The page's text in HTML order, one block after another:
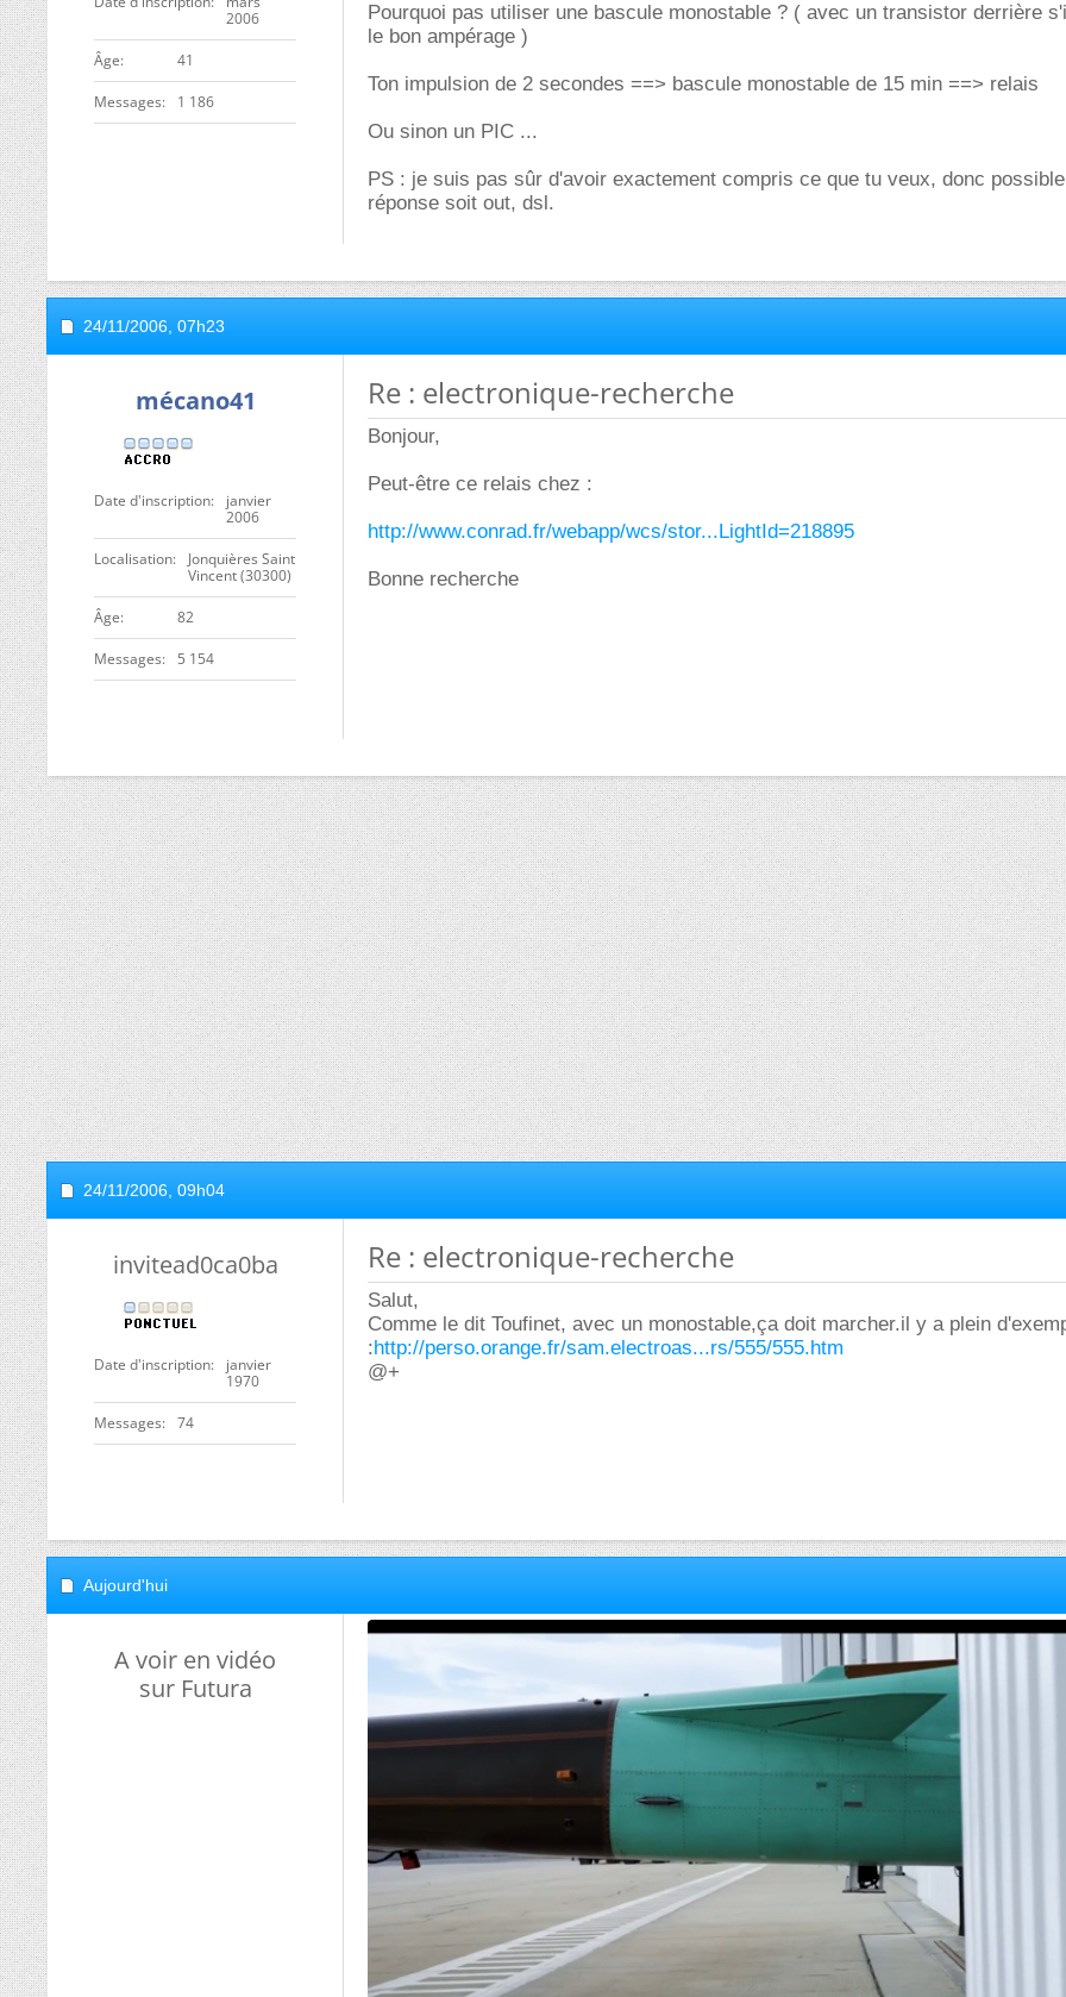
2006
ge 41
Messages 1 186
Pourquoi pas utiliser une bascule monostable ? ( avec un transistor derrière
le bon ampérage )
Ton impulsion de 2 secondes ==> bascule monostable de 15 min ==> relais
Ou sinon un PIC ...
PS : je suis pas sûr d'avoir exactement compris ce que tu veux, donc
réponse soit out, dsl.
24/11/2006, 07h23
mécano41
Date d'inscription
janvier
2006
Localisation
Jonquières Saint
Vincent (30300)
ge 82
Messages 5 154
Re : electronique-recherche
Bonjour,
Peut-être ce relais chez :
http://www.conrad.fr/webapp/wcs/stor...LightId=218895
Bonne recherche
24/11/2006, 09h04
invitead0ca0ba
Date d'inscription
janvier
1970
Messages 74
Re : electronique-recherche
Salut,
Comme le dit Toufinet, avec un monostable,ça doit marcher.il y a plein
:http://perso.orange.fr/sam.electroas...rs/555/555.htm
@+
Aujourd'hui
A voir en vidéo
sur Futura